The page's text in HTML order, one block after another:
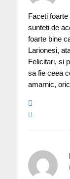
Faceti
sunteti de
foarte bine
Larionesi,
Felicitari, si
sa fie ceea
amarnic,